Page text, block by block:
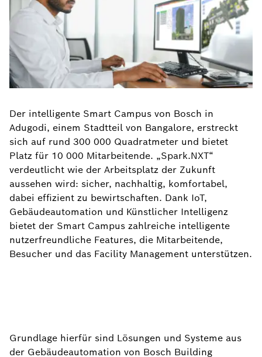
Der intelligente Smart Campus von Bosch in
Adugodi, einem Stadtteil von Bangalore, erstreckt
sich auf rund 300 000 Quadratmeter und bietet
Platz für 10 000 Mitarbeitende. „Spark.NXT“
verdeutlicht wie der Arbeitsplatz der Zukunft
aussehen wird: sicher, nachhaltig, komfortabel,
dabei effizient zu bewirtschaften. Dank IoT,
Gebäudeautomation und Künstlicher Intelligenz
bietet der Smart Campus zahlreiche intelligente
nutzerfreundliche Features, die Mitarbeitende,
Besucher und das Facility Management unterstützen.
Grundlage hierfür sind Lösungen und Systeme aus
der Gebäudeautomation von Bosch Building